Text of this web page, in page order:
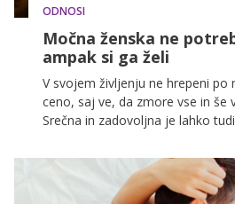
ODNOSI
Močna ženska ne
ampak si ga želi
V svojem življenju ne hrepeni po
ceno, saj ve, da zmore vse in še
Srečna in zadovoljna je lahko
sebe. Ne išče, ampak si želi
ljubila takega, kot je, zato ga ne
bo vzela samo to, kar si v resnici